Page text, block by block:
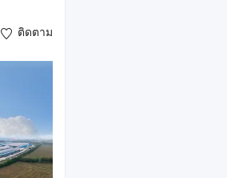
ติดตาม